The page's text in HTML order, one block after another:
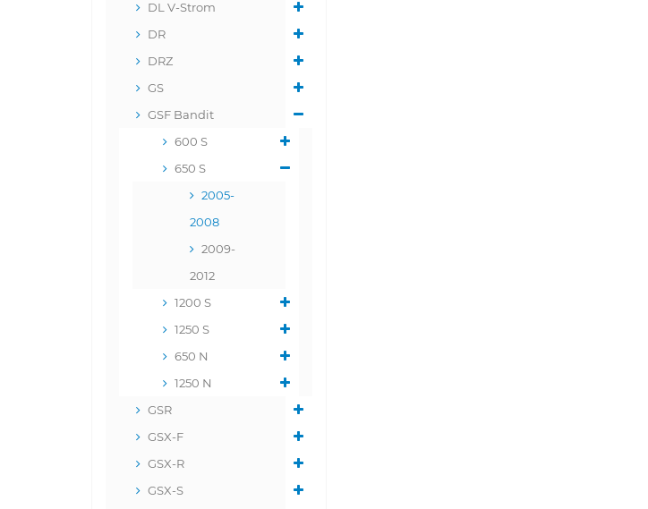
DL V-Strom
DR
DRZ
GS
GSF Bandit
600 S
650 S
2005-
2008
2009-
2012
1200 S
1250 S
650 N
1250 N
GSR
GSX-F
GSX-R
GSX-S